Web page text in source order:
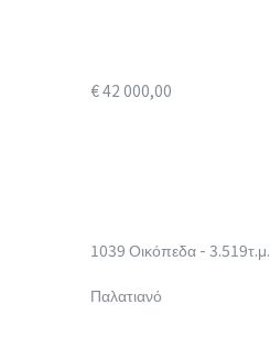
€ 42 000,00
1039 Οικόπεδα - 3.519τ.μ.
Παλατιανό